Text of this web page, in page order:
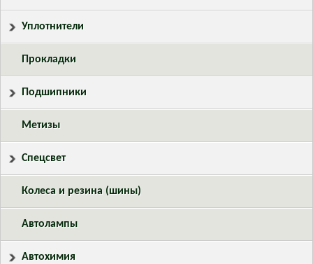
Уплотнители
Прокладки
Подшипники
Метизы
Спецсвет
Колеса и резина (шины)
Автолампы
Автохимия